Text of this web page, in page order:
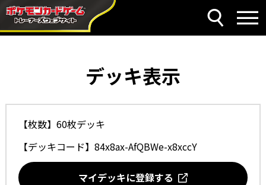
デッキ表示
【枚数】60枚デッキ
【デッキコード】 84x8ax-AfQBWe-x8xccY
マイデッキに登録する